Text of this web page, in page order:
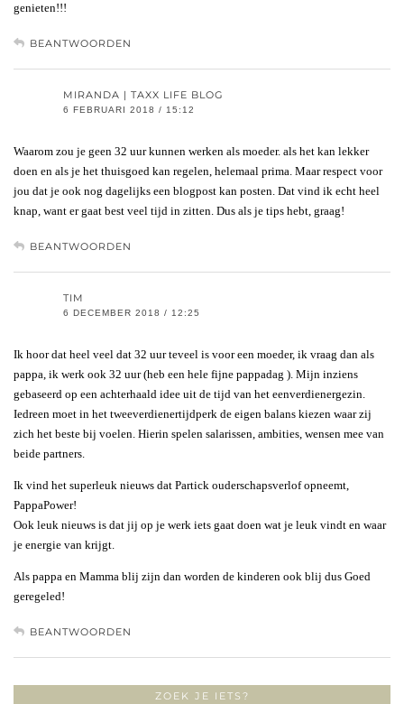
genieten!!!
BEANTWOORDEN
MIRANDA | TAXX LIFE BLOG
6 FEBRUARI 2018 / 15:12
Waarom zou je geen 32 uur kunnen werken als moeder. als het kan lekker
doen en als je het thuisgoed kan regelen, helemaal prima. Maar respect voor
jou dat je ook nog dagelijks een blogpost kan posten. Dat vind ik echt heel
knap, want er gaat best veel tijd in zitten. Dus als je tips hebt, graag!
BEANTWOORDEN
TIM
6 DECEMBER 2018 / 12:25
Ik hoor dat heel veel dat 32 uur teveel is voor een moeder, ik vraag dan als
pappa, ik werk ook 32 uur (heb een hele fijne pappadag ). Mijn inziens
gebaseerd op een achterhaald idee uit de tijd van het eenverdienergezin.
Iedreen moet in het tweeverdienertijdperk de eigen balans kiezen waar zij
zich het beste bij voelen. Hierin spelen salarissen, ambities, wensen mee van
beide partners.
Ik vind het superleuk nieuws dat Partick ouderschapsverlof opneemt,
PappaPower!
Ook leuk nieuws is dat jij op je werk iets gaat doen wat je leuk vindt en waar
je energie van krijgt.
Als pappa en Mamma blij zijn dan worden de kinderen ook blij dus Goed
geregeled!
BEANTWOORDEN
ZOEK JE IETS?